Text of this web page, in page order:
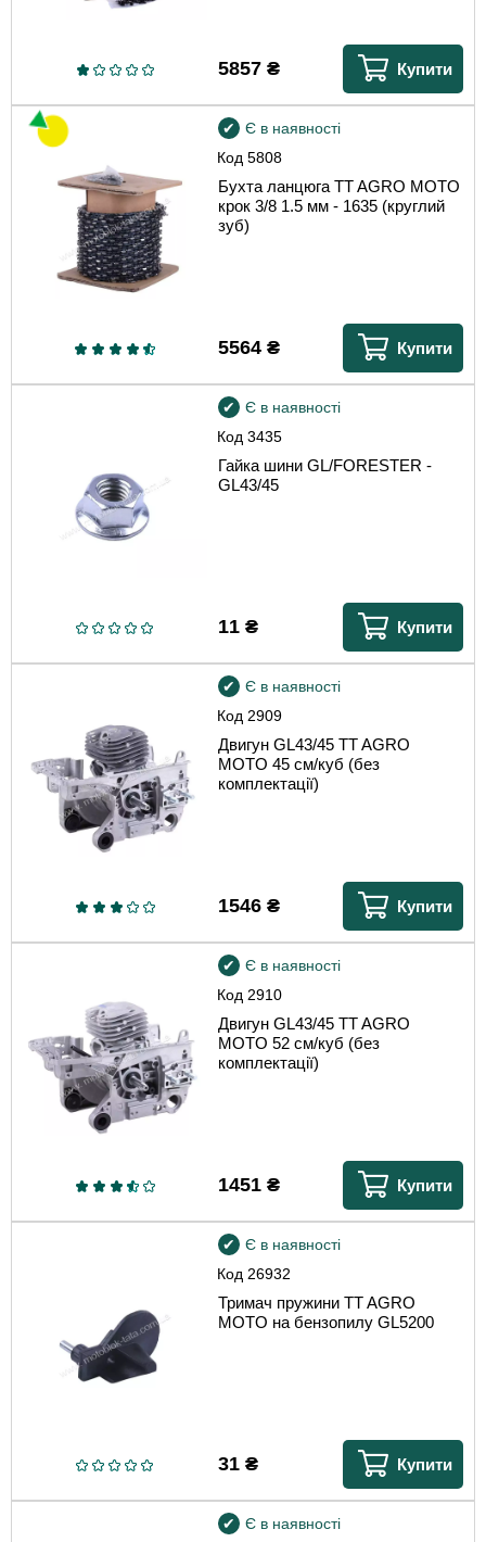
5857₴ Купити
Код5808
Є в наявності
Бухта ланцюга TT AGRO MOTO
крок 3/8 1.5 мм - 1635 (круглий
зуб)
5564₴ Купити
Код3435
Є в наявності
Гайка шини GL/FORESTER -
GL43/45
11₴ Купити
Код 2909
Є в наявності
Двигун GL43/45 TT AGRO
MOTO 45 см/куб (без
комплектації)
1546₴ Купити
Код 2910
Є в наявності
Двигун GL43/45 TT AGRO
MOTO 52 см/куб (без
комплектації)
1451₴ Купити
Код 26932
Є в наявності
Тримач пружини TT AGRO
MOTO на бензопилу GL5200
31₴ Купити
Є в наявності